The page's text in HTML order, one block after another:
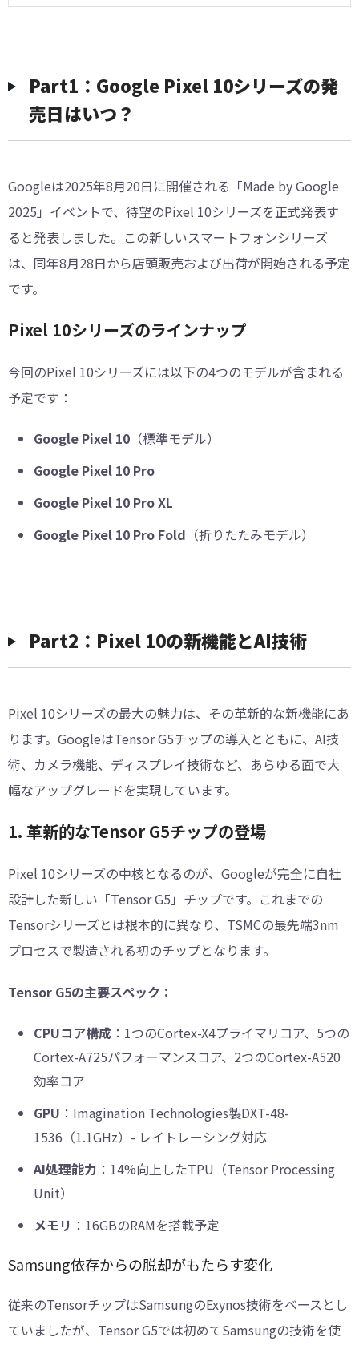
Part1：Google Pixel 10シリーズの発
売日はいつ？
Googleは2025年8月20日に開催される「Made by Google
2025」イベントで、待望のPixel 10シリーズを正式発表す
ると発表しました。この新しいスマートフォンシリーズ
は、同年8月28日から店頭販売および出荷が開始される予定
です。
Pixel 10シリーズのラインナップ
今回のPixel 10シリーズには以下の4つのモデルが含まれる
予定です：
Google Pixel 10 （標準モデル）
Google Pixel 10 Pro
Google Pixel 10 Pro XL
Google Pixel 10 Pro Fold （折りたたみモデル）
Part2：Pixel 10の新機能とAI技術
Pixel 10シリーズの最大の魅力は、その革新的な新機能にあ
ります。GoogleはTensor G5チップの導入とともに、AI技
術、カメラ機能、ディスプレイ技術など、あらゆる面で大
幅なアップグレードを実現しています。
1. 革新的なTensor G5チップの登場
Pixel 10シリーズの中核となるのが、Googleが完全に自社
設計した新しい「Tensor G5」チップです。これまでの
Tensorシリーズとは根本的に異なり、TSMCの最先端3nm
プロセスで製造される初のチップとなります。
Tensor G5の主要スペック：
CPUコア構成 ：1つのCortex-X4プライマリコア、5つの
Cortex-A725パフォーマンスコア、2つのCortex-A520
効率コア
GPU ：Imagination Technologies製DXT-48-
1536（1.1GHz）- レイトレーシング対応
AI処理能力 ：14%向上したTPU（Tensor Processing
Unit）
メモリ ：16GBのRAMを搭載予定
Samsung依存からの脱却がもたらす変化
従来のTensorチップはSamsungのExynos技術をベースとし
ていましたが、Tensor G5では初めてSamsungの技術を使